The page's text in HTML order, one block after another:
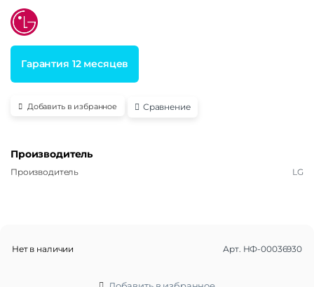
Гарантия 12 месяцев
Добавить в избранное Сравнение
Производитель
Производитель LG
Нет в наличии Арт. НФ-00036930